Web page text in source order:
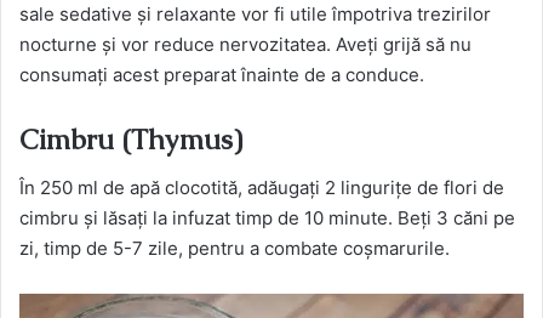
sale sedative și relaxante vor fi utile împotriva trezirilor
nocturne și vor reduce nervozitatea. Aveți grijă să nu
consumați acest preparat înainte de a conduce.
Cimbru (Thymus)
În 250 ml de apă clocotită, adăugați 2 lingurițe de flori de
cimbru și lăsați la infuzat timp de 10 minute. Beți 3 căni pe
zi, timp de 5-7 zile, pentru a combate coșmarurile.